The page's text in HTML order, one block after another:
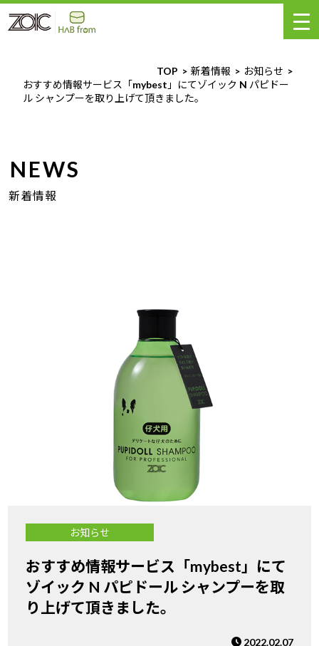
TOP 新着情報
お知らせ
おすすめ情報サービス「mybest」にてゾイック N パピドー
ル シャンプーを取り上げて頂きました。
NEWS
新着情報
お知らせ
おすすめ情報サービス「mybest」にて
ゾイック N パピドール シャンプーを取
り上げて頂きました。
2022.02.07